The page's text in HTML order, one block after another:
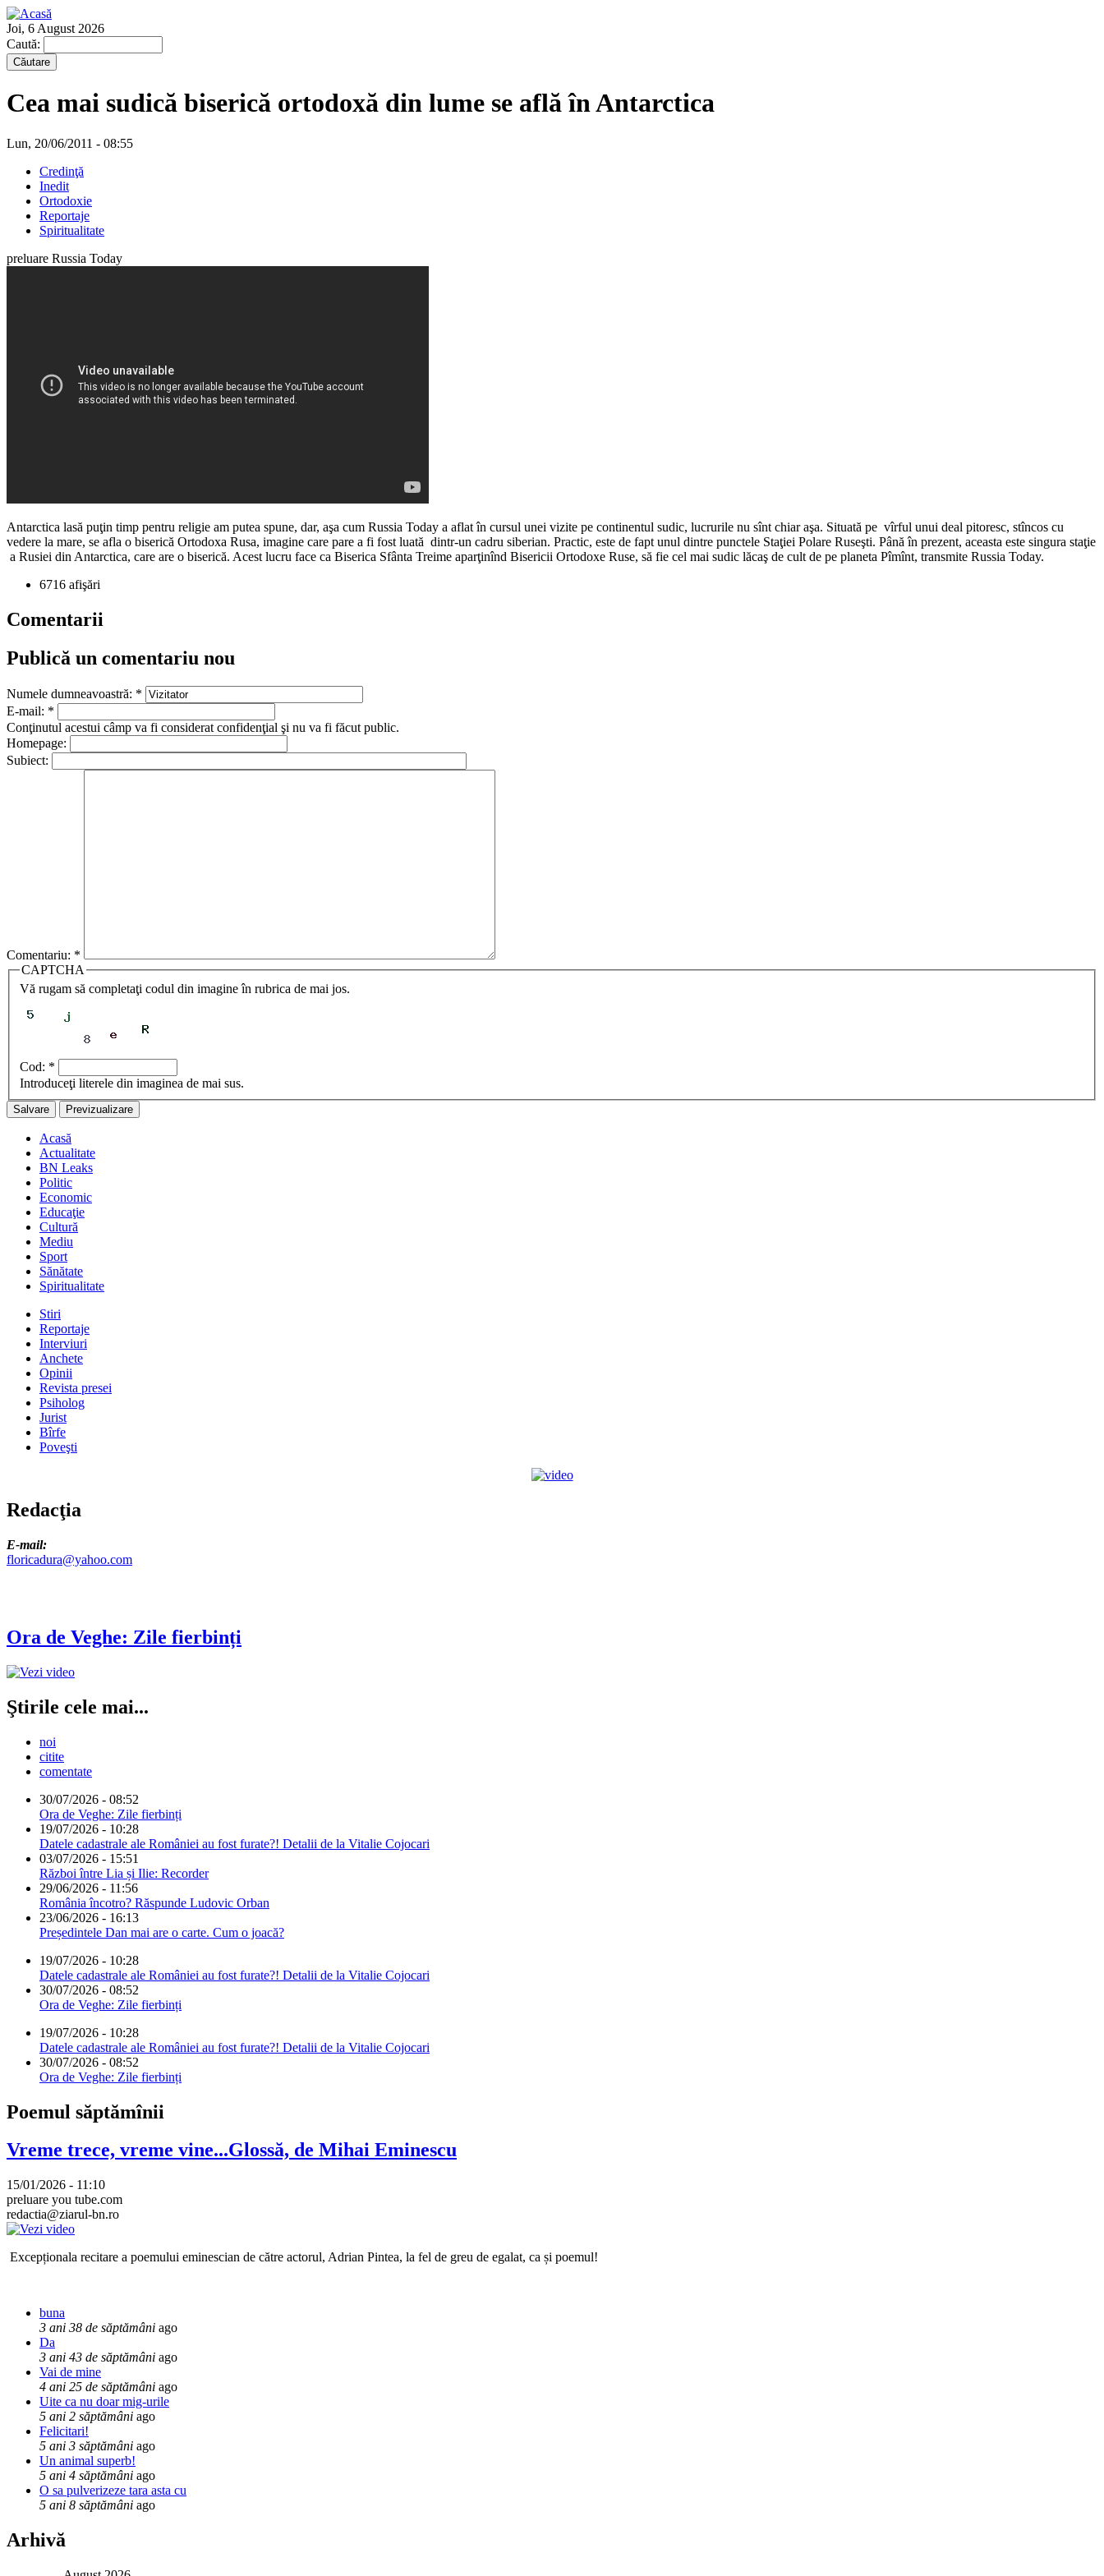
Joi, 6 August 2026
Caută:
Cea mai sudică biserică ortodoxă din lume se află în Antarctica
Lun, 20/06/2011 - 08:55
Credinţă
Inedit
Ortodoxie
Reportaje
Spiritualitate
preluare Russia Today
Antarctica lasă puţin timp pentru religie am putea spune, dar, aşa cum Russia Today a aflat în cursul unei vizite pe continentul sudic, lucrurile nu sînt chiar aşa. Situată pe vîrful unui deal pitoresc, stîncos cu
vedere la mare, se afla o biserică Ortodoxa Rusa, imagine care pare a fi fost luată dintr-un cadru siberian. Practic, este de fapt unul dintre punctele Staţiei Polare Ruseşti. Până în prezent, aceasta este singura staţie
a Rusiei din Antarctica, care are o biserică. Acest lucru face ca Biserica Sfânta Treime aparţinînd Bisericii Ortodoxe Ruse, să fie cel mai sudic lăcaş de cult de pe planeta Pîmînt, transmite Russia Today.
6716 afişări
Comentarii
Publică un comentariu nou
Numele dumneavoastră: *
E-mail: *
Conţinutul acestui câmp va fi considerat confidenţial şi nu va fi făcut public.
Homepage:
Subiect:
Comentariu: *
CAPTCHA
Vă rugam să completaţi codul din imagine în rubrica de mai jos.
Cod: *
Introduceţi literele din imaginea de mai sus.
Acasă
Actualitate
BN Leaks
Politic
Economic
Educaţie
Cultură
Mediu
Sport
Sănătate
Spiritualitate
Stiri
Reportaje
Interviuri
Anchete
Opinii
Revista presei
Psiholog
Jurist
Bîrfe
Poveşti
Redacţia
E-mail:
floricadura@yahoo.com
Ora de Veghe: Zile fierbinți
Ştirile cele mai...
noi
citite
comentate
30/07/2026 - 08:52
Ora de Veghe: Zile fierbinți
19/07/2026 - 10:28
Datele cadastrale ale României au fost furate?! Detalii de la Vitalie Cojocari
03/07/2026 - 15:51
Război între Lia și Ilie: Recorder
29/06/2026 - 11:56
România încotro? Răspunde Ludovic Orban
23/06/2026 - 16:13
Președintele Dan mai are o carte. Cum o joacă?
19/07/2026 - 10:28
Datele cadastrale ale României au fost furate?! Detalii de la Vitalie Cojocari
30/07/2026 - 08:52
Ora de Veghe: Zile fierbinți
19/07/2026 - 10:28
Datele cadastrale ale României au fost furate?! Detalii de la Vitalie Cojocari
30/07/2026 - 08:52
Ora de Veghe: Zile fierbinți
Poemul săptămînii
Vreme trece, vreme vine...Glossă, de Mihai Eminescu
15/01/2026 - 11:10
preluare you tube.com
redactia@ziarul-bn.ro
Excepționala recitare a poemului eminescian de către actorul, Adrian Pintea, la fel de greu de egalat, ca și poemul!
buna
3 ani 38 de săptămâni ago
Da
3 ani 43 de săptămâni ago
Vai de mine
4 ani 25 de săptămâni ago
Uite ca nu doar mig-urile
5 ani 2 săptămâni ago
Felicitari!
5 ani 3 săptămâni ago
Un animal superb!
5 ani 4 săptămâni ago
O sa pulverizeze tara asta cu
5 ani 8 săptămâni ago
Arhivă